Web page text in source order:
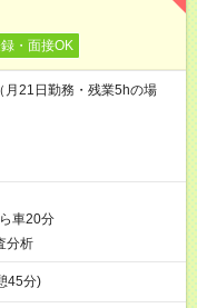
・面接OK
21日勤務・残業5hの場
車20分
分析
45分)